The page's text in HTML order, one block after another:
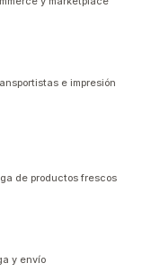
e impresión
de productos frescos
y envío